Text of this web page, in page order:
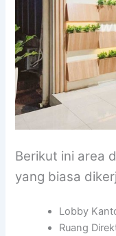
Berikut ini area
yang biasa
Lobby
Ruang